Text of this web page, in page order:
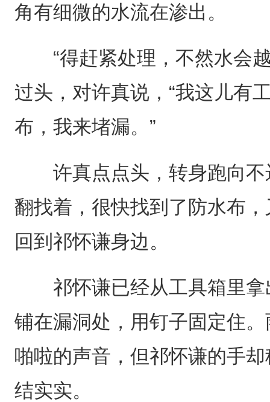
角有细微的水流在渗出。
“得赶紧处理，不然水会越
过头，对许真说，“我这儿有
布，我来堵漏。”
许真点点头，转身跑向不
翻找着，很快找到了防水布
回到祁怀谦身边。
祁怀谦已经从工具箱里拿
铺在漏洞处，用钉子固定住
啪啦的声音，但祁怀谦的手
结实实。